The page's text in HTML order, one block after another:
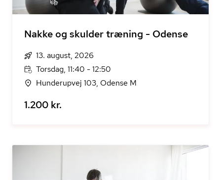
Nakke og skulder træning - Odense
13. august, 2026
Torsdag, 11:40 - 12:50
Hunderupvej 103, Odense M
1.200 kr.